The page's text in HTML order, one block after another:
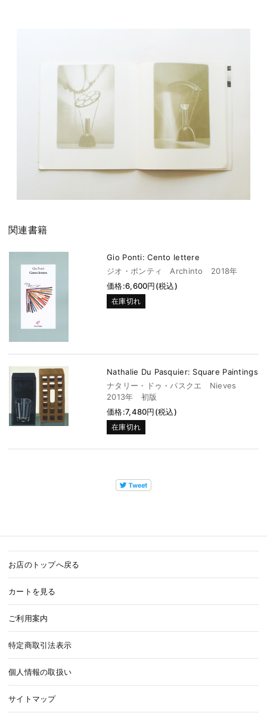
関連書籍
Gio Ponti: Cento lettere
ジオ・ポンティ Archinto 2018年
価格:6,600円(税込)
在庫切れ
Nathalie Du Pasquier: Square Paintings
ナタリー・ドゥ・パスクエ Nieves
2013年 初版
価格:7,480円(税込)
在庫切れ
お店のトップへ戻る
カートを見る
ご利用案内
特定商取引法表示
個人情報の取扱い
サイトマップ